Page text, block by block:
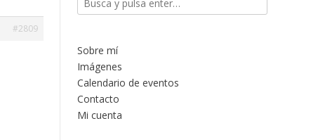
#2809
Sobre mí
Imágenes
Calendario de eventos
Contacto
Mi cuenta